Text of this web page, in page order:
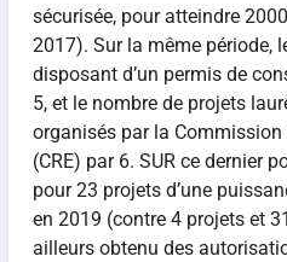
sécurisée, pour atteindre
2017). Sur la même période,
disposant d’un permis de
5, et le nombre de projets
organisés par la Commission
(CRE) par 6. SUR ce dernier
pour 23 projets d’une
en 2019 (contre 4 projets et
ailleurs obtenu des